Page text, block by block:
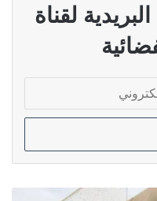
لقناة